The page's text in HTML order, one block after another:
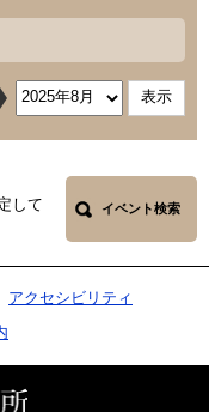
して
イベント検索
アクセシビリティ